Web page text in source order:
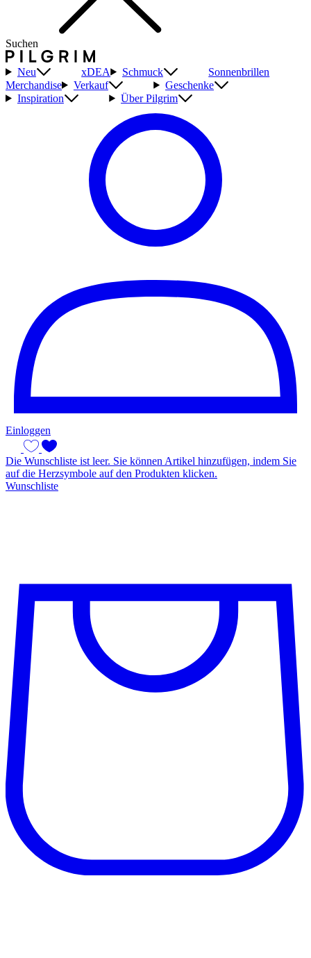
Suchen
Neu xDEA Schmuck
Sonnenbrillen
Merchandise
Verkauf
Geschenke
Inspiration
Über Pilgrim
Einloggen
Die Wunschliste ist leer. Sie können Artikel hinzufügen, indem Sie
auf die Herzsymbole auf den Produkten klicken.
Wunschliste